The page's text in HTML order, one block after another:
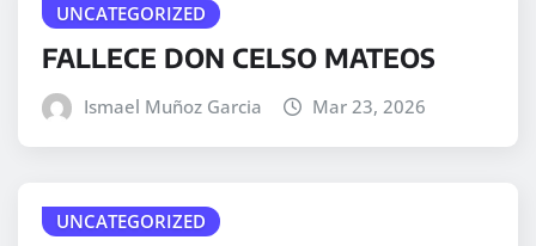
UNCATEGORIZED
FALLECE DON CELSO MATEOS
Ismael Muñoz Garcia Mar 23, 2026
UNCATEGORIZED